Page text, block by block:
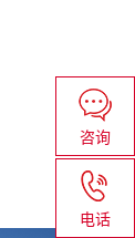
咨询
电话